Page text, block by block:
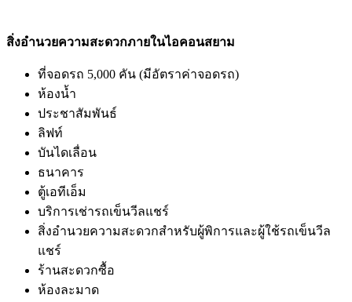
สิ่งอำนวยความสะดวกภายในไอคอนสยาม
ที่จอดรถ 5,000 คัน (มีอัตราค่าจอดรถ)
ห้องน้ำ
ประชาสัมพันธ์
ลิฟท์
บันไดเลื่อน
ธนาคาร
ตู้เอทีเอ็ม
บริการเช่ารถเข็นวีลแชร์
สิ่งอำนวยความสะดวกสำหรับผู้พิการและผู้ใช้รถเข็นวีล
แชร์
ร้านสะดวกซื้อ
ห้องละมาด